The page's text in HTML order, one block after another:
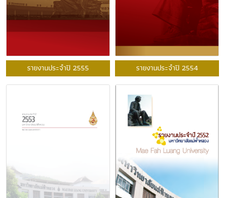
รายงานประจำปี 2555 รายงานประจำปี 2554